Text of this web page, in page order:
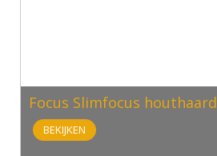
Focus Slimfocus houthaard
BEKIJKEN